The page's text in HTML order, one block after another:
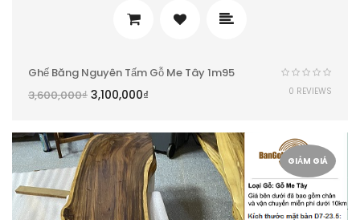
Ghế Băng Nguyên Tấm Gỗ Me Tây 1m95
3,600,000₫ 3,100,000₫ 0 REVIEWS
GIẢM GIÁ